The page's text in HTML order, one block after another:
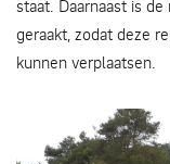
staat. Daarnaast is
geraakt, zodat deze
kunnen verplaatsen.